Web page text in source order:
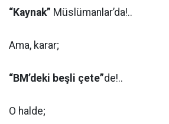
“Kaynak” Müslümanlar’da!..
Ama, karar;
“BM’deki beşli çete”de!..
O halde;